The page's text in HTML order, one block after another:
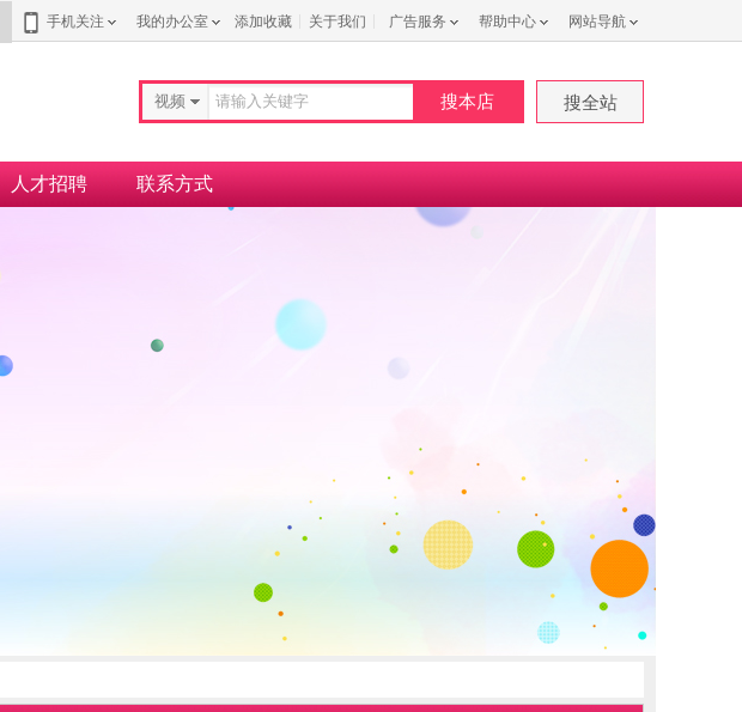
手机关注 我的办公室 添加收藏 关于我们 广告服务 帮助中心 网站导航
视频 搜本店 搜全站
人才招聘 联系方式